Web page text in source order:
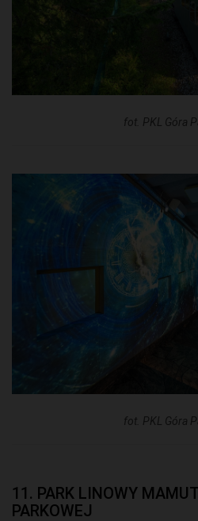
fot. PKL Góra
fot. PKL Góra
11. PARK LINOWY
PARKOWEJ